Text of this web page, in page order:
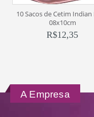
10 Sacos de Cetim Indian
08x10cm
R$12,35
A Empresa